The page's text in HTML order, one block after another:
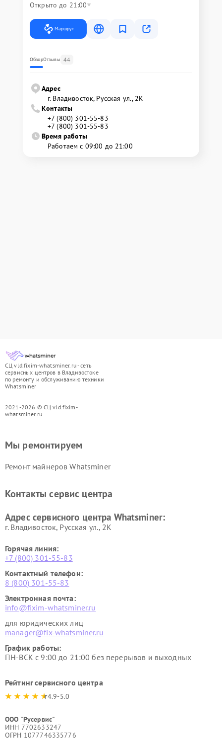
Открыто до 21:00
Маршрут
ОбзорОтзывы 44
Адрес
г. Владивосток, Русская ул., 2К
Контакты
+7 (800) 301-55-83
+7 (800) 301-55-83
Время работы
Работаем с 09:00 до 21:00
СЦ vld.fixim-whatsminer.ru - сеть
сервисных центров в Владивостоке
по ремонту и обслуживанию техники
Whatsminer
2021-2026 © СЦ vld.fixim-
whatsminer.ru
Мы ремонтируем
Ремонт майнеров Whatsminer
Контакты сервис центра
Адрес сервисного центра Whatsminer:
г. Владивосток, Русская ул., 2К
Горячая линия:
+7 (800) 301-55-83
Контактный телефон:
8 (800) 301-55-83
Электронная почта:
info@fixim-whatsminer.ru
для юридических лиц
manager@fix-whatsminer.ru
График работы:
ПН-ВСК с 9:00 до 21:00 без перерывов и выходных
Рейтинг сервисного центра
4.9-5.0
ООО "Русервис"
ИНН 7702633247
ОГРН 1077746335776